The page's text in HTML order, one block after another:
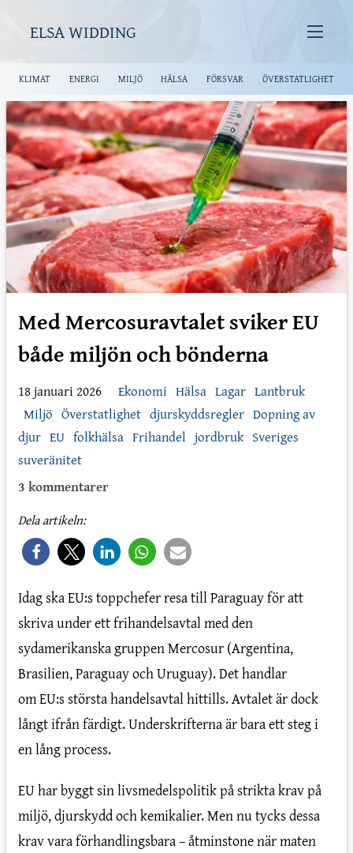
ELSA WIDDING
KLIMAT ENERGI MILJÖ HÄLSA FÖRSVAR ÖVERSTATLIGHET
Med Mercosuravtalet sviker EU
både miljön och bönderna
18 januari 2026 Ekonomi Hälsa Lagar Lantbruk
Miljö Överstatlighet djurskyddsregler Dopning av
djur EU folkhälsa Frihandel jordbruk Sveriges
suveränitet
3 kommentarer
Dela artikeln:
Idag ska EU:s toppchefer resa till Paraguay för att
skriva under ett frihandelsavtal med den
sydamerikanska gruppen Mercosur (Argentina,
Brasilien, Paraguay och Uruguay). Det handlar
om EU:s största handelsavtal hittills. Avtalet är dock
långt ifrån färdigt. Underskrifterna är bara ett steg i
en lång process.
EU har byggt sin livsmedelspolitik på strikta krav på
miljö, djurskydd och kemikalier. Men nu tycks dessa
krav vara förhandlingsbara – åtminstone när maten